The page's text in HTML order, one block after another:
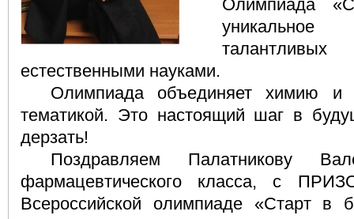
Олимпиада
уникальное
естественными науками.
Олимпиада объединяет химию и
тематикой. Это настоящий шаг в
дерзать!
Поздравляем Палатникову
фармацевтического класса, с
Всероссийской олимпиаде «Старт в